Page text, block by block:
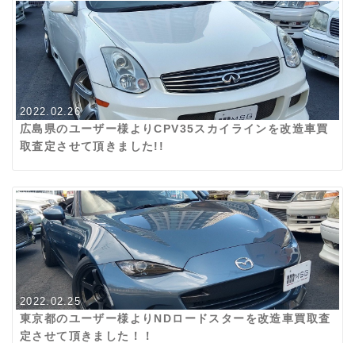
2022.02.26
広島県のユーザー様よりCPV35スカイラインを改造車買
取査定させて頂きました!!
2022.02.25
東京都のユーザー様よりNDロードスターを改造車買取査
定させて頂きました！！